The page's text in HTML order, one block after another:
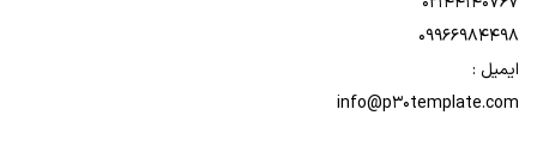
09966984498
ایمیل :
info@p30template.com